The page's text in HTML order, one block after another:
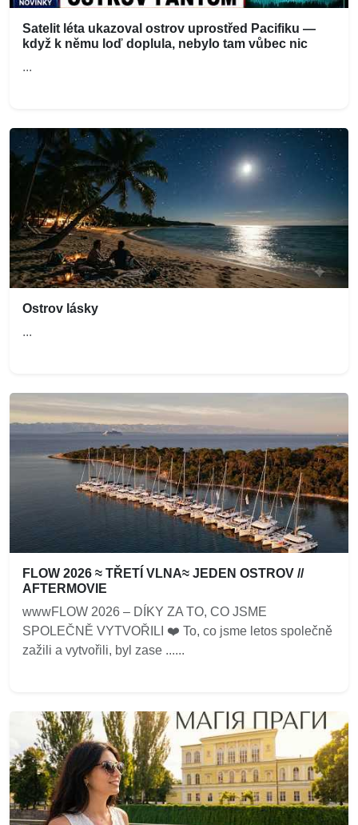
Satelit léta ukazoval ostrov uprostřed Pacifiku —
když k němu loď doplula, nebylo tam vůbec nic
...
Ostrov lásky
...
FLOW 2026 ≈ TŘETÍ VLNA≈ JEDEN OSTROV //
AFTERMOVIE
wwwFLOW 2026 – DÍKY ZA TO, CO JSME
SPOLEČNĚ VYTVOŘILI ❤️‍ To, co jsme letos společně
zažili a vytvořili, byl zase ......